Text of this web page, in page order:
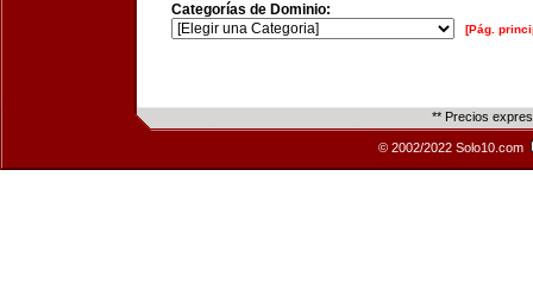
Categorías de Dominio:
[Pág.
** Precios
© 2002/2022 Solo10.com